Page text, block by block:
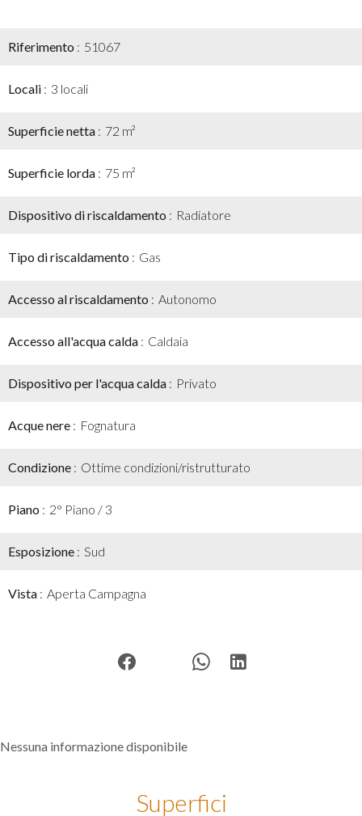
Riferimento 51067
Locali 3 locali
Superficie netta 72 m²
Superficie lorda 75 m²
Dispositivo di riscaldamento Radiatore
Tipo di riscaldamento Gas
Accesso al riscaldamento Autonomo
Accesso all'acqua calda Caldaia
Dispositivo per l'acqua calda Privato
Acque nere Fognatura
Condizione Ottime condizioni/ristrutturato
Piano 2° Piano / 3
Esposizione Sud
Vista Aperta Campagna
Nessuna informazione disponibile
Superfici